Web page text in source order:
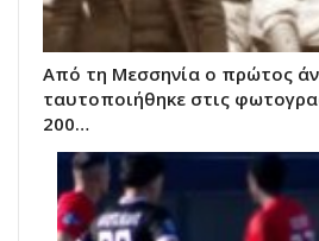
Από τη Μεσσηνία ο πρώτος
ταυτοποιήθηκε στις
200…